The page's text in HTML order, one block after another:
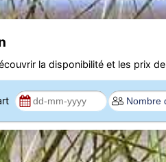
la disponibilité et les prix de